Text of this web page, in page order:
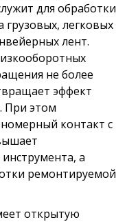
для обработки
грузовых, легковых
лент.
не более
эффект
При этом
контакт с
а
ремонтируемой
открытую